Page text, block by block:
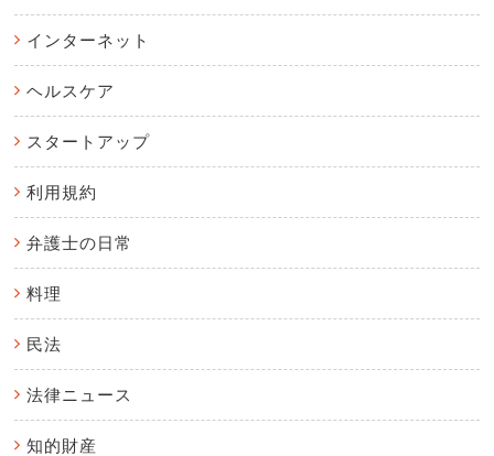
インターネット
ヘルスケア
スタートアップ
利用規約
弁護士の日常
料理
民法
法律ニュース
知的財産